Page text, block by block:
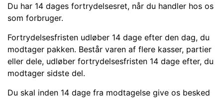
Du har 14 dages fortrydelsesret, når du handler hos os
som forbruger.
Fortrydelsesfristen udløber 14 dage efter den dag, du
modtager pakken. Består varen af flere kasser, partier
eller dele, udløber fortrydelsesfristen 14 dage efter, du
modtager sidste del.
Du skal inden 14 dage fra modtagelse give os besked